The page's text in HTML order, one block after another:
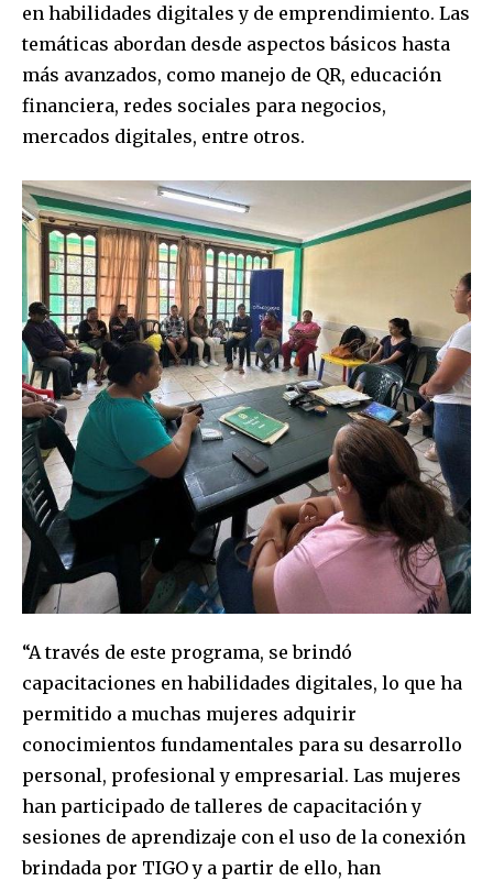
en habilidades digitales y de emprendimiento. Las
temáticas abordan desde aspectos básicos hasta
más avanzados, como manejo de QR, educación
financiera, redes sociales para negocios,
mercados digitales, entre otros.
“A través de este programa, se brindó
capacitaciones en habilidades digitales, lo que ha
permitido a muchas mujeres adquirir
conocimientos fundamentales para su desarrollo
personal, profesional y empresarial. Las mujeres
han participado de talleres de capacitación y
sesiones de aprendizaje con el uso de la conexión
brindada por TIGO y a partir de ello, han